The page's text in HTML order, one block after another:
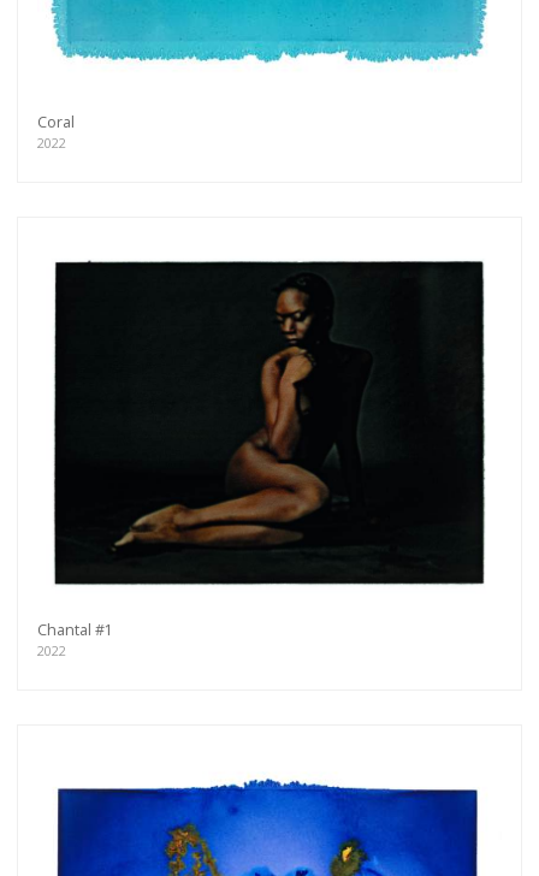
Coral
2022
Chantal #1
2022